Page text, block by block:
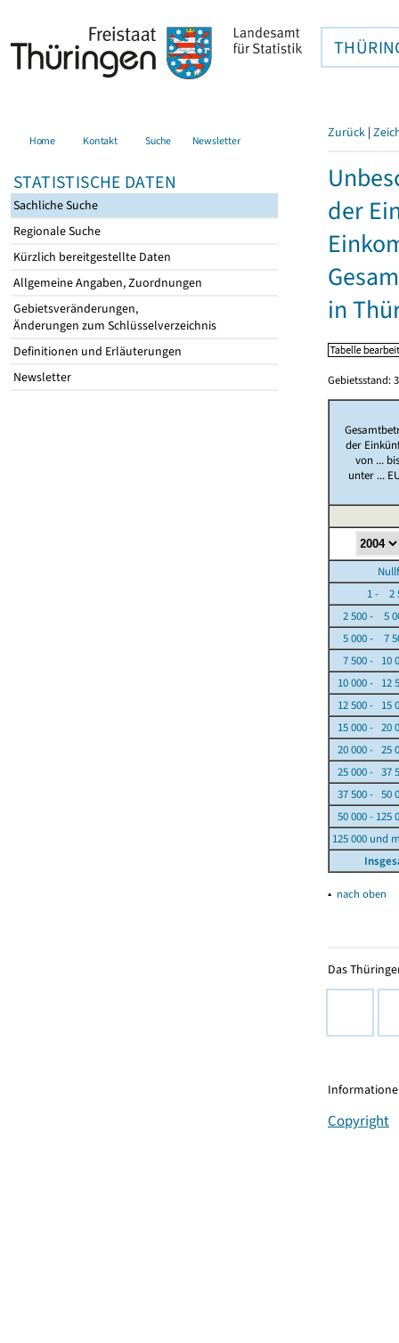
Home Kontakt Suche Newsletter
STATISTISCHE DATEN
Sachliche Suche
Regionale Suche
Kürzlich bereitgestellte Daten
Allgemeine Angaben, Zuordnungen
Gebietsveränderungen,
Änderungen zum Schlüsselverzeichnis
Definitionen und Erläuterungen
Newsletter
Zurück |
der
in
Gebietsstand:
der
von ...
unter ...
1 - 2
2 500 - 5
5 000 - 7
7 500 - 10
10 000 - 12
12 500 - 15
15 000 - 20
20 000 - 25
25 000 - 37
37 500 - 50
50 000 - 125
125 000 und
▴ nach oben
Das
Copyright